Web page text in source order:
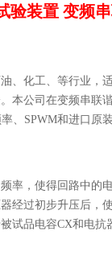
验装置 变频
、化工、等行业，
本公司在变频串联
、SPWM和进口
率，使得回路中的
经过初步升压后，
试品电容CX和电